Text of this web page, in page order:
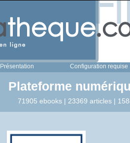
Présentation Configuration requise
Plateforme
71905 ebooks | 23369 articles |